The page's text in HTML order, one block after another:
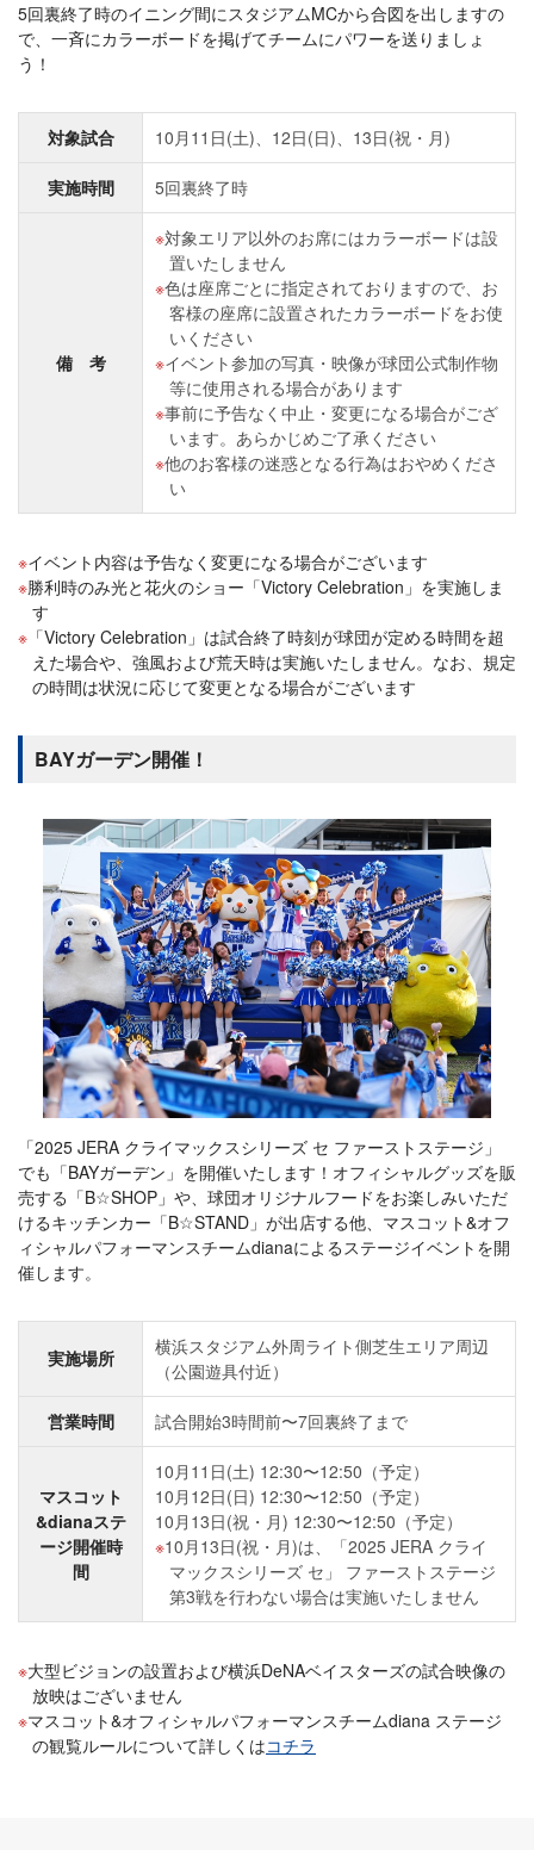
5回裏終了時のイニング間にスタジアムMCから合図を出しますの
で、一斉にカラーボードを掲げてチームにパワーを送りましょ
う！
対象試合 10月11日(土)、12日(日)、13日(祝・月)
実施時間 5回裏終了時
備 考
対象エリア以外のお席にはカラーボードは設
置いたしません
色は座席ごとに指定されておりますので、お
客様の座席に設置されたカラーボードをお使
いください
イベント参加の写真・映像が球団公式制作物
等に使用される場合があります
事前に予告なく中止・変更になる場合がござ
います。あらかじめご了承ください
他のお客様の迷惑となる行為はおやめくださ
い
イベント内容は予告なく変更になる場合がございます
勝利時のみ光と花火のショー「Victory Celebration」を実施しま
す
「Victory Celebration」は試合終了時刻が球団が定める時間を超
えた場合や、強風および荒天時は実施いたしません。なお、規定
の時間は状況に応じて変更となる場合がございます
BAYガーデン開催！
「2025 JERA クライマックスシリーズ セ ファーストステージ」
でも「BAYガーデン」を開催いたします！オフィシャルグッズを販
売する「B☆SHOP」や、球団オリジナルフードをお楽しみいただ
けるキッチンカー「B☆STAND」が出店する他、マスコット&オフ
ィシャルパフォーマンスチームdianaによるステージイベントを開
催します。
実施場所
横浜スタジアム外周ライト側芝生エリア周辺
（公園遊具付近）
営業時間 試合開始3時間前〜7回裏終了まで
マスコット
&dianaステ
ージ開催時
間
10月11日(土) 12:30〜12:50（予定）
10月12日(日) 12:30〜12:50（予定）
10月13日(祝・月) 12:30〜12:50（予定）
10月13日(祝・月)は、「2025 JERA クライ
マックスシリーズ セ」 ファーストステージ
第3戦を行わない場合は実施いたしません
大型ビジョンの設置および横浜DeNAベイスターズの試合映像の
放映はございません
マスコット&オフィシャルパフォーマンスチームdiana ステージ
の観覧ルールについて詳しくはコチラ